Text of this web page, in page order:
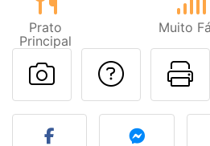
Prato
Principal
Muito
Falar
Fez esta